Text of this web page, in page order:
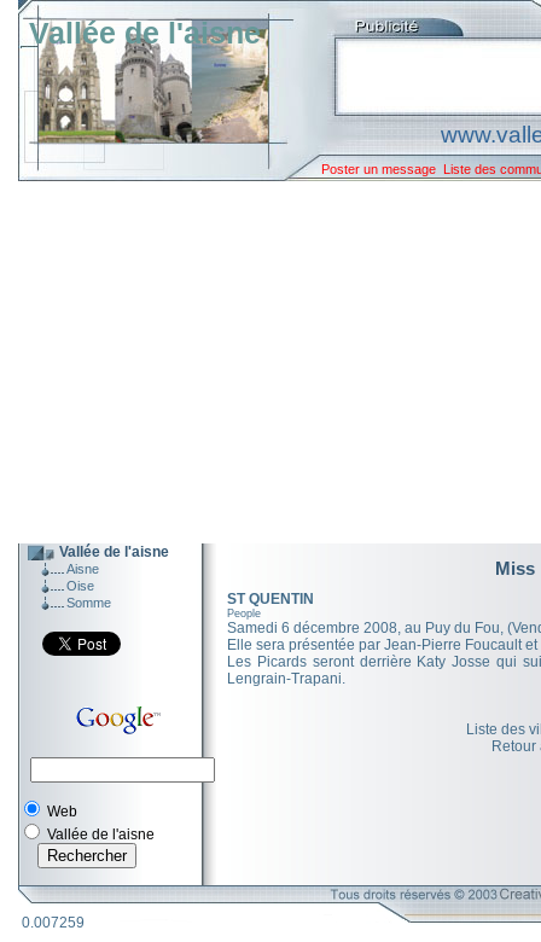
Vallée de l'aisne
Poster un message Liste des
Vallée de l'aisne
Aisne
Oise
Somme
Web
Vallée de l'aisne
Miss
ST QUENTIN
People
Samedi 6 décembre 2008, au Puy du Fou,
Elle sera présentée par Jean-Pierre Foucault
Les Picards seront derrière Katy Josse qui
Lengrain-Trapani.
Liste des
Retour
0.007259